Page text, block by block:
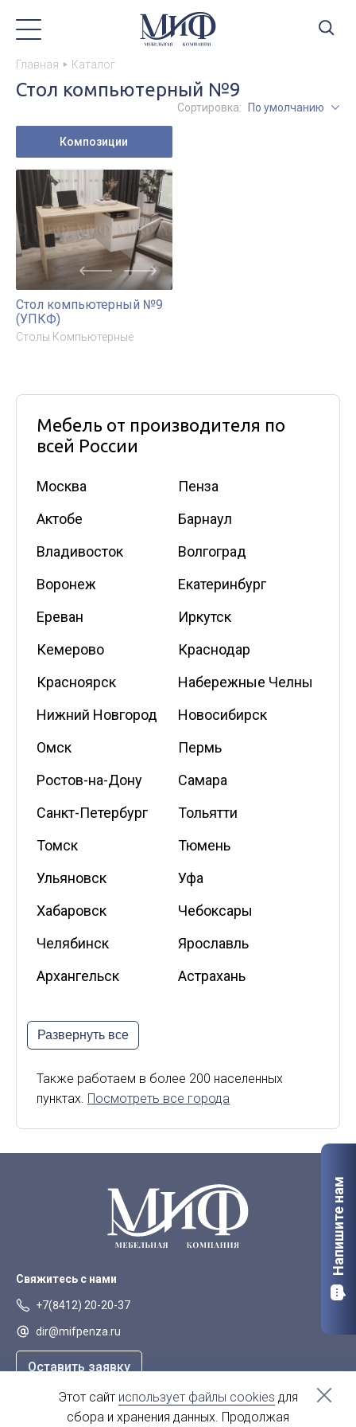
Главная Каталог
Стол компьютерный №9
Сортировка: По умолчанию
Композиции
Стол компьютерный №9
(УПКФ)
Столы Компьютерные
Мебель от производителя по
всей России
Москва
Пенза
Актобе
Барнаул
Владивосток
Волгоград
Воронеж
Екатеринбург
Ереван
Иркутск
Кемерово
Краснодар
Красноярск
Набережные Челны
Нижний Новгород
Новосибирск
Омск
Пермь
Ростов-на-Дону
Самара
Санкт-Петербург
Тольятти
Томск
Тюмень
Ульяновск
Уфа
Хабаровск
Чебоксары
Челябинск
Ярославль
Архангельск
Астрахань
Калининград
Киров
Курск
Липецк
Мурманск
Тверь
Развернуть все
Также работаем в более 200 населенных
пунктах. Посмотреть все города
Свяжитесь с нами
+7(8412) 20-20-37
dir@mifpenza.ru
Оставить заявку
Напишите нам
Этот сайт использует файлы cookies для
сбора и хранения данных. Продолжая